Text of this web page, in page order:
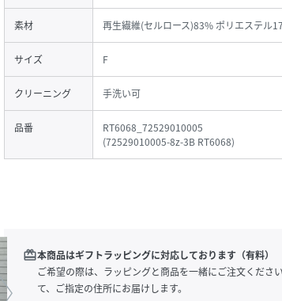
素材 再生繊維(セルロース)83% ポリエステル
サイズ F
クリーニング 手洗い可
品番
RT6068_72529010005
(72529010005-8z-3B RT6068)
redeem本商品はギフトラッピングに対応しております（有料）
ご希望の際は、ラッピングと商品を一緒にご注文くださ
て、ご指定の住所にお届けします。